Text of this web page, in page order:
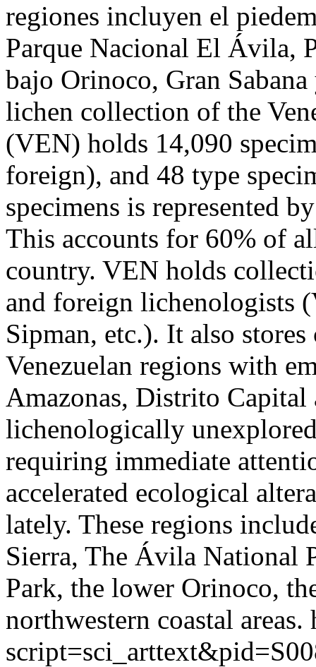
regiones incluyen el
Parque Nacional El Ávila,
bajo Orinoco, Gran
lichen collection of the
(VEN) holds 14,090
foreign), and 48 type
specimens is represented
This accounts for 60% of
country. VEN holds
and foreign lichenologists
Sipman, etc.). It also
Venezuelan regions with
Amazonas, Distrito
lichenologically
requiring immediate
accelerated ecological
lately. These regions
Sierra, The Ávila National
Park, the lower Orinoco,
northwestern coastal areas.